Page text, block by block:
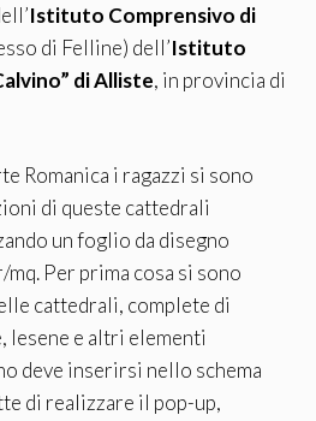
Istituto Comprensivo di
di Felline) dell’Istituto
di Alliste, in provincia di
Romanica i ragazzi si sono
di queste cattedrali
un foglio da disegno
Per prima cosa si sono
cattedrali, complete di
lesene e altri elementi
deve inserirsi nello schema
di realizzare il pop-up,